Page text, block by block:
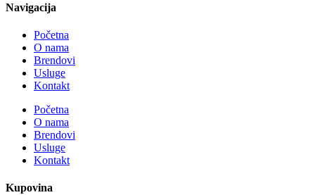
Navigacija
Početna
O nama
Brendovi
Usluge
Kontakt
Početna
O nama
Brendovi
Usluge
Kontakt
Kupovina